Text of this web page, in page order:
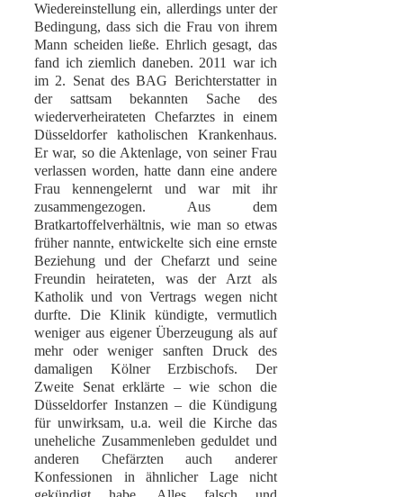
Wiedereinstellung ein, allerdings unter der
Bedingung, dass sich die Frau von ihrem
Mann scheiden ließe. Ehrlich gesagt, das
fand ich ziemlich daneben. 2011 war ich
im 2. Senat des BAG Berichterstatter in
der sattsam bekannten Sache des
wiederverheirateten Chefarztes in einem
Düsseldorfer katholischen Krankenhaus.
Er war, so die Aktenlage, von seiner Frau
verlassen worden, hatte dann eine andere
Frau kennengelernt und war mit ihr
zusammengezogen. Aus dem
Bratkartoffelverhältnis, wie man so etwas
früher nannte, entwickelte sich eine ernste
Beziehung und der Chefarzt und seine
Freundin heirateten, was der Arzt als
Katholik und von Vertrags wegen nicht
durfte. Die Klinik kündigte, vermutlich
weniger aus eigener Überzeugung als auf
mehr oder weniger sanften Druck des
damaligen Kölner Erzbischofs. Der
Zweite Senat erklärte – wie schon die
Düsseldorfer Instanzen – die Kündigung
für unwirksam, u.a. weil die Kirche das
uneheliche Zusammenleben geduldet und
anderen Chefärzten auch anderer
Konfessionen in ähnlicher Lage nicht